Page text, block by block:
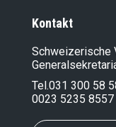
Kontakt
Schweizerische
Tel.031 300 58
0023 5235 8557